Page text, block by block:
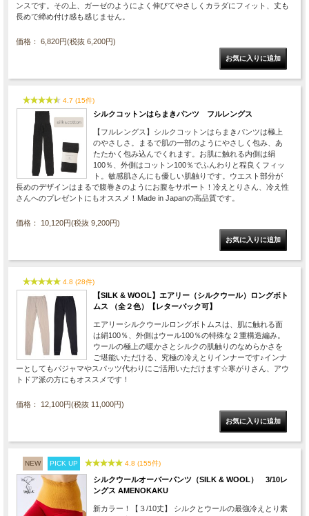
ンスです。その上、ガーゼのようによく伸びてやさしくカラダにフィット、丈も
長めで締め付け感も感じません。
価格： 6,820円(税抜 6,200円)
4.7 (15件)
シルクコットンはらまきパンツ フルレングス
【フルレングス】シルクコットンはらまきパンツは極上
のやさしさ。まるで肌の一部のようにやさしく包み、あ
たたかく包み込んでくれます。お肌に触れる内側は絹
100％、外側はコットン100％でふんわりと程良くフィッ
ト。敏感肌さんにも優しい肌触りです。ウエスト部分が
長めのデザインはまるで腹巻きのようにお腹をサポート！冷えとりさん、冷え性
さんへのプレゼントにもオススメ！Made in Japanの高品質です。
価格： 10,120円(税抜 9,200円)
4.8 (28件)
【SILK & WOOL】エアリー（シルクウール）ロングボト
ムス （全２色）【レターパック可】
エアリーシルクウールロングボトムスは、肌に触れる面
は絹100％、外側はウール100％の特殊な２重構造編み。
ウールの極上の暖かさとシルクの肌触りのなめらかさを
ご堪能いただける、究極の冷えとりインナーです♪インナ
ーとしてもパジャマやスパッツ代わりにご活用いただけます☆寒がりさん、アウ
トドア派の方にもオススメです！
価格： 12,100円(税抜 11,000円)
NEW PICK UP 4.8 (155件)
シルクウールオーバーパンツ（SILK & WOOL） 3/10レ
ングス AMENOKAKU
新カラー！【３/10丈】 シルクとウールの最強冷えとり素